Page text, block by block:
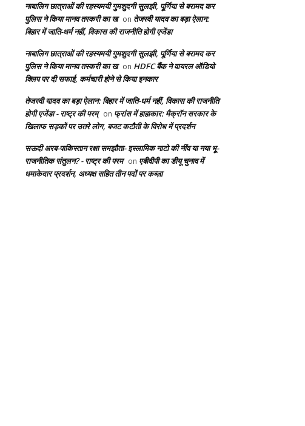
नाबालिग छात्राओं की रहस्यमयी गुमशुदगी सुलझी, पूर्णिया से बरामद कर
पुलिस ने किया मानव तस्करी का ख on तेजस्वी यादव का बड़ा ऐलान:
बिहार में जाति-धर्म नहीं, विकास की राजनीति होगी एजेंडा
नाबालिग छात्राओं की रहस्यमयी गुमशुदगी सुलझी, पूर्णिया से बरामद कर
पुलिस ने किया मानव तस्करी का ख on HDFC बैंक ने वायरल ऑडियो
क्लिप पर दी सफाई, कर्मचारी होने से किया इनकार
तेजस्वी यादव का बड़ा ऐलान: बिहार में जाति-धर्म नहीं, विकास की राजनीति
होगी एजेंडा - राष्ट्र की परम् on फ्रांस में हाहाकार: मैक्रॉन सरकार के
खिलाफ सड़कों पर उतरे लोग, बजट कटौती के विरोध में प्रदर्शन
सऊदी अरब-पाकिस्तान रक्षा समझौता- इस्लामिक नाटो की नींव या नया भू-
राजनीतिक संतुलन? - राष्ट्र की परम on एबीवीपी का डीयू चुनाव में
धमाकेदार प्रदर्शन, अध्यक्ष सहित तीन पदों पर कब्ज़ा